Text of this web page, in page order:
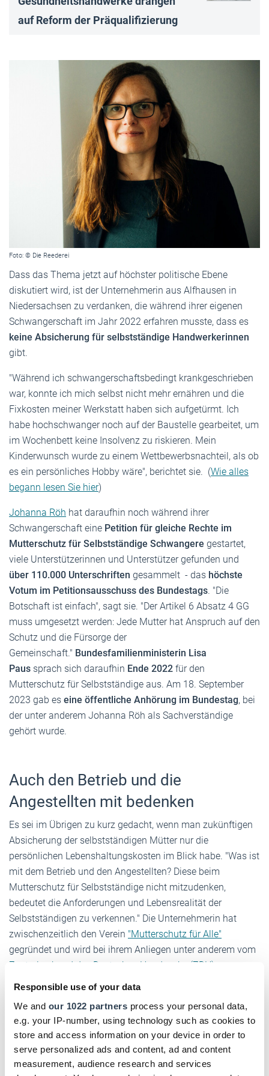
Responsible use of your data
We and our 1022 partners process your personal data,
e.g. your IP-number, using technology such as cookies to
store and access information on your device in order to
serve personalized ads and content, ad and content
measurement, audience research and services
auf Reform der Präqualifizierung
Foto: © Die Reederei
Dass das Thema jetzt auf höchster politische Ebene
diskutiert wird, ist der Unternehmerin aus Alfhausen in
Niedersachsen zu verdanken, die während ihrer eigenen
Schwangerschaft im Jahr 2022 erfahren musste, dass es
keine Absicherung für selbstständige Handwerkerinnen
gibt.
"Während ich schwangerschaftsbedingt krankgeschrieben
war, konnte ich mich selbst nicht mehr ernähren und die
Fixkosten meiner Werkstatt haben sich aufgetürmt. Ich
habe hochschwanger noch auf der Baustelle gearbeitet, um
im Wochenbett keine Insolvenz zu riskieren. Mein
Kinderwunsch wurde zu einem Wettbewerbsnachteil, als ob
es ein persönliches Hobby wäre", berichtet sie. (Wie alles
begann lesen Sie hier)
Johanna Röh hat daraufhin noch während ihrer
Schwangerschaft eine Petition für gleiche Rechte im
Mutterschutz für Selbstständige Schwangere gestartet,
viele Unterstützerinnen und Unterstützer gefunden und
über 110.000 Unterschriften gesammelt - das höchste
Votum im Petitionsausschuss des Bundestags. "Die
Botschaft ist einfach", sagt sie. "Der Artikel 6 Absatz 4 GG
muss umgesetzt werden: Jede Mutter hat Anspruch auf den
Schutz und die Fürsorge der
Gemeinschaft." Bundesfamilienministerin Lisa
Paus sprach sich daraufhin Ende 2022 für den
Mutterschutz für Selbstständige aus. Am 18. September
2023 gab es eine öffentliche Anhörung im Bundestag, bei
der unter anderem Johanna Röh als Sachverständige
gehört wurde.
Auch den Betrieb und die
Angestellten mit bedenken
Es sei im Übrigen zu kurz gedacht, wenn man zukünftigen
Absicherung der selbstständigen Mütter nur die
persönlichen Lebenshaltungskosten im Blick habe. "Was ist
mit dem Betrieb und den Angestellten? Diese beim
Mutterschutz für Selbstständige nicht mitzudenken,
bedeutet die Anforderungen und Lebensrealität der
Selbstständigen zu verkennen." Die Unternehmerin hat
zwischenzeitlich den Verein "Mutterschutz für Alle"
gegründet und wird bei ihrem Anliegen unter anderem vom
Zentralverband des Deutschen Handwerks (ZDH)
unterstützt.
Quellen: Bundesrat; Johanna Röh
DHB jetzt auch digital!
Einfach hier klicken und für das digitale Deutsche